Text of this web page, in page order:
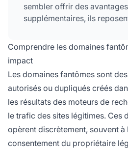
sembler offrir des
supplémentaires, ils
contenu
et le bourrage de
entraîne des pénalités des
recherche, une diversion du
confusion de la marque et
juridiques potentielles.
Comprendre les domaines
impact
Les domaines fantômes sont
autorisés ou dupliqués créés
les résultats des moteurs de
le trafic des sites légitimes. Ces
opèrent discrètement, souvent à
consentement du propriétaire